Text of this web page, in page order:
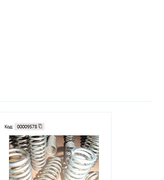
Код: 00009578